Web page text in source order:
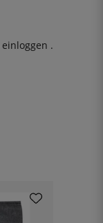
einloggen .